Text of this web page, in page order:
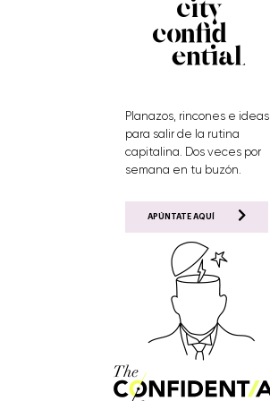
Planazos, rincones e ideas
para salir de la rutina
capitalina. Dos veces por
semana en tu buzón.
APÚNTATE AQUÍ